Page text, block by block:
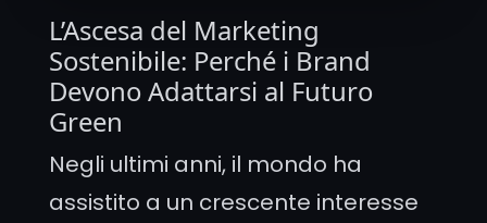
L’Ascesa del Marketing
Sostenibile: Perché i Brand
Devono Adattarsi al Futuro
Green
Negli ultimi anni, il mondo ha
assistito a un crescente interesse